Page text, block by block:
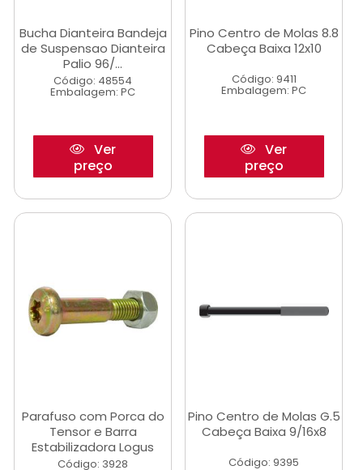
Bucha Dianteira Bandeja
de Suspensao Dianteira
Palio 96/...
Código: 48554
Embalagem: PC
Ver
preço
Pino Centro de Molas 8.8
Cabeça Baixa 12x10
Código: 9411
Embalagem: PC
Ver
preço
Parafuso com Porca do
Tensor e Barra
Estabilizadora Logus
Código: 3928
Pino Centro de Molas G.5
Cabeça Baixa 9/16x8
Código: 9395